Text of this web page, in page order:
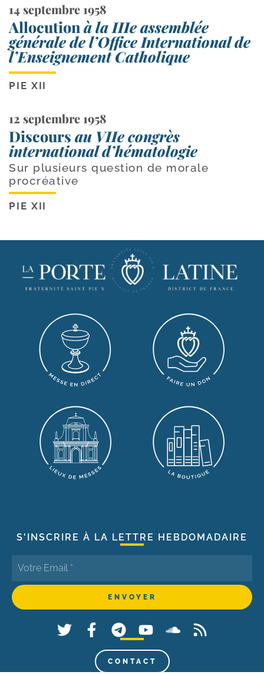
14 septembre 1958
Allocution à la IIIe assemblée
générale de l’Office International de
l’Enseignement Catholique
PIE XII
12 septembre 1958
Discours au VIIe congrès
international d’hématologie
Sur plusieurs question de morale
procréative
PIE XII
S'INSCRIRE À LA LETTRE HEBDOMADAIRE
CONTACT